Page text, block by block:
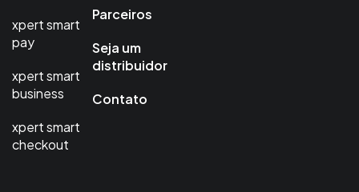
xpert smart
pay
xpert smart
business
xpert smart
checkout
Parceiros
Seja um
distribuidor
Contato